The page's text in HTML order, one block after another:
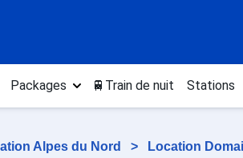
Packages 🚆Train de nuit Stations
Alpes du Nord > Location